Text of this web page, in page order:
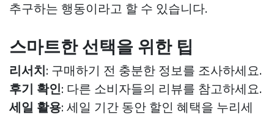
추구하는 행동이라고 할 수 있습니다.
스마트한 선택을 위한 팁
리서치: 구매하기 전 충분한 정보를 조사하세요.
후기 확인: 다른 소비자들의 리뷰를 참고하세요.
세일 활용: 세일 기간 동안 할인 혜택을 누리세